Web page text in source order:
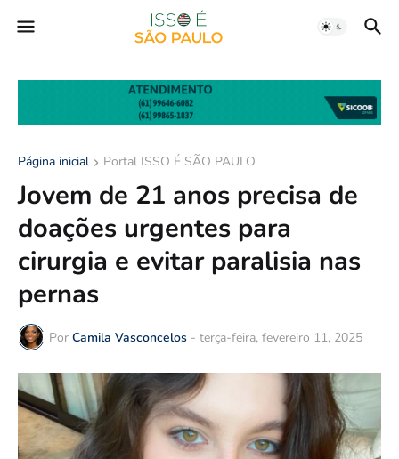
Página inicial Portal ISSO É SÃO PAULO
Jovem de 21 anos precisa de
doações urgentes para
cirurgia e evitar paralisia nas
pernas
Por Camila Vasconcelos - terça-feira, fevereiro 11, 2025